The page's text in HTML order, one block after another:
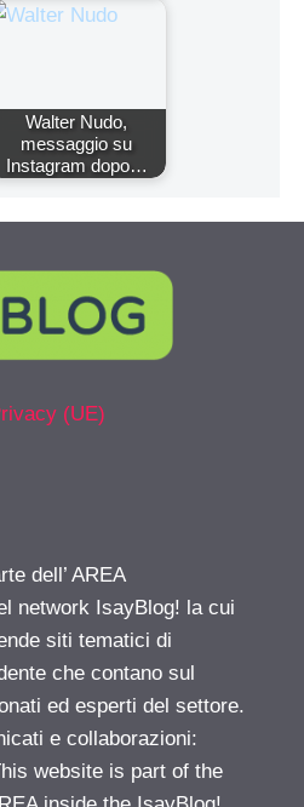
Walter Nudo,
messaggio su
Instagram dopo…
(UE)
dell’ AREA
network IsayBlog! la cui
siti tematici di
che contano sul
ed esperti del settore.
e collaborazioni:
website is part of the